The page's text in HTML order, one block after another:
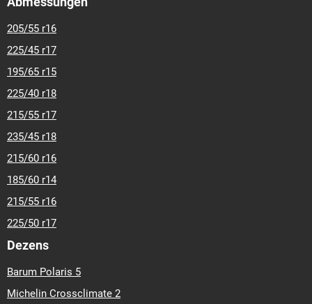
205/55 r16
225/45 r17
195/65 r15
225/40 r18
215/55 r17
235/45 r18
215/60 r16
185/60 r14
215/55 r16
225/50 r17
Dezens
Barum Polaris 5
Michelin Crossclimate 2